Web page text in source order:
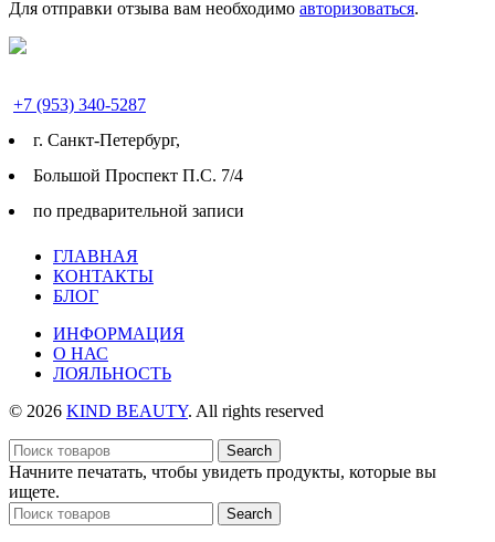
Для отправки отзыва вам необходимо авторизоваться.
+7 (953) 340-5287
г. Cанкт-Петербург,
Большой Проспект П.С. 7/4
по предварительной записи
ГЛАВНАЯ
КОНТАКТЫ
БЛОГ
ИНФОРМАЦИЯ
О НАС
ЛОЯЛЬНОСТЬ
© 2026 KIND BEAUTY. All rights reserved
Search
Начните печатать, чтобы увидеть продукты, которые вы
ищете.
Search